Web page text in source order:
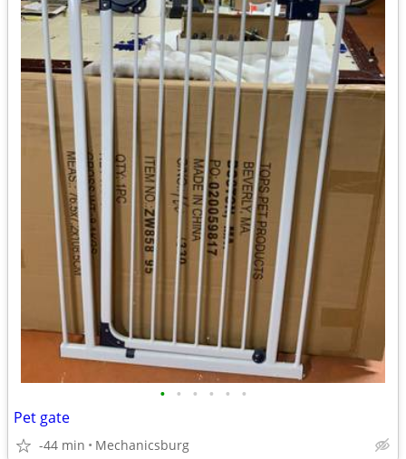
• • • • • •
Pet gate
-44 min Mechanicsburg